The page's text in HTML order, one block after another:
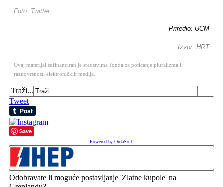
Foto: Twitter
Priredio: UCM
Izvor: HRT
Ovaj materijal sufinanciran je sredstvima Fonda za poticanje pluralizma i
raznovrsnosti elektroničkih medija.
Traži...
Tweet
Save
Powered by OrdaSoft!
Odobravate li moguće postavljanje 'Zlatne kupole' na